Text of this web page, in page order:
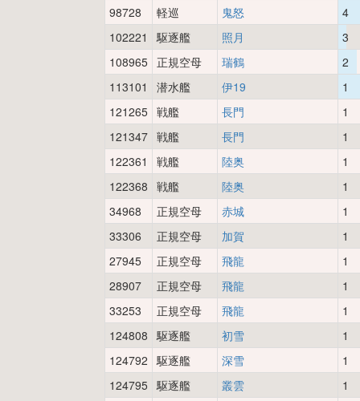
98728
軽巡 鬼怒
4
102221
駆逐艦 照月
3
108965 正規空母 瑞鶴
2
113101
潜水艦 伊19
1
121265 戦艦 長門
1
121347 戦艦 長門
1
122361
戦艦 陸奥
1
122368 戦艦 陸奥
1
34968
正規空母 赤城
1
33306
正規空母 加賀
1
27945
正規空母 飛龍
1
28907
正規空母 飛龍
1
33253
正規空母 飛龍
1
124808 駆逐艦 初雪
1
124792 駆逐艦 深雪
1
124795 駆逐艦 叢雲
1